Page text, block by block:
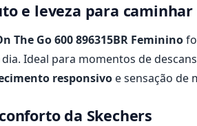
e leveza para
The Go 600 896315BR Feminino
Ideal para momentos de
responsivo e sensação de
da Skechers